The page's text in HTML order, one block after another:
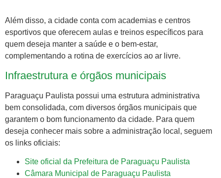
Além disso, a cidade conta com academias e centros
esportivos que oferecem aulas e treinos específicos para
quem deseja manter a saúde e o bem-estar,
complementando a rotina de exercícios ao ar livre.
Infraestrutura e órgãos municipais
Paraguaçu Paulista possui uma estrutura administrativa
bem consolidada, com diversos órgãos municipais que
garantem o bom funcionamento da cidade. Para quem
deseja conhecer mais sobre a administração local, seguem
os links oficiais:
Site oficial da Prefeitura de Paraguaçu Paulista
Câmara Municipal de Paraguaçu Paulista